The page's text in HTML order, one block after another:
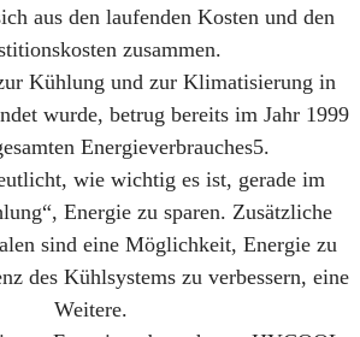
aus den laufenden Kosten und den
zusammen.
Kühlung und zur Klimatisierung in
wurde, betrug bereits im Jahr 1999
Energieverbrauches5.
wie wichtig es ist, gerade im
Energie zu sparen. Zusätzliche
sind eine Möglichkeit, Energie zu
des Kühlsystems zu verbessern, eine
Weitere.